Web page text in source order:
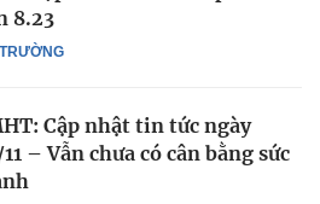
8.23
Cập nhật tin tức ngày
– Vẫn chưa có cân bằng sức